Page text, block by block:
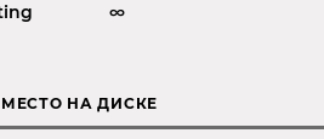
∞
МЕСТО НА ДИСКЕ